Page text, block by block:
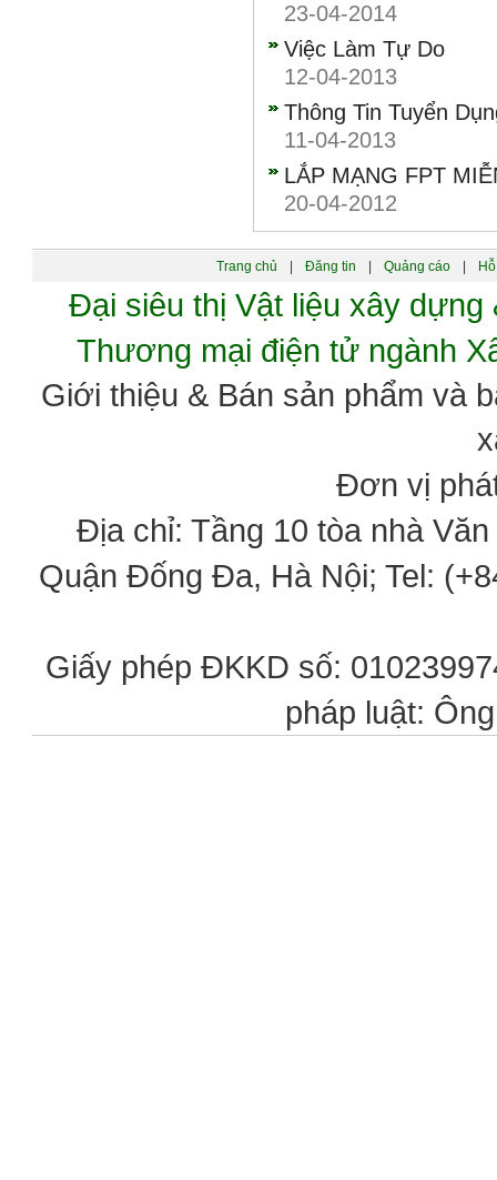
23-04-2014
Việc Làm Tự Do
12-04-2013
Thông Tin Tuyển
11-04-2013
LẮP MẠNG FPT
20-04-2012
Trang chủ Đăng tin Quảng cáo
Đại siêu thị Vật liệu xây
Thương mại điện tử ngành
Giới thiệu & Bán sản phẩm và
Đơn vị
Địa chỉ: Tầng 10 tòa nhà
Quận Đống Đa, Hà Nội; Tel:
Giấy phép ĐKKD số:
pháp luật: